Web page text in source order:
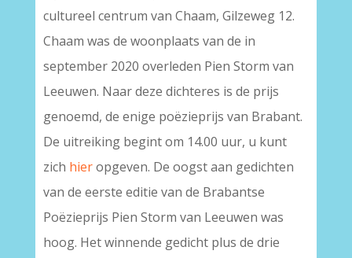
cultureel centrum van Chaam, Gilzeweg 12.
Chaam was de woonplaats van de in
september 2020 overleden Pien Storm van
Leeuwen. Naar deze dichteres is de prijs
genoemd, de enige poëzieprijs van Brabant.
De uitreiking begint om 14.00 uur, u kunt
zich hieropgeven. De oogst aan gedichten
van de eerste editie van de Brabantse
Poëzieprijs Pien Storm van Leeuwen was
hoog. Het winnende gedicht plus de drie